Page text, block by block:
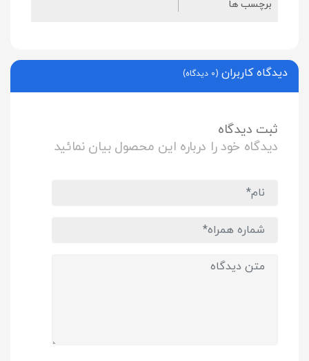
برچسب ها
دیدگاه کاربران (0 دیدگاه)
ثبت دیدگاه
دیدگاه خود را درباره این محصول بیان نمائید